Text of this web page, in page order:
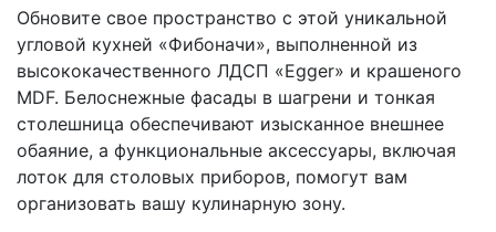
Обновите свое пространство с этой уникальной
угловой кухней «Фибоначи», выполненной из
высококачественного ЛДСП «Egger» и крашеного
MDF. Белоснежные фасады в шагрени и тонкая
столешница обеспечивают изысканное внешнее
обаяние, а функциональные аксессуары, включая
лоток для столовых приборов, помогут вам
организовать вашу кулинарную зону.